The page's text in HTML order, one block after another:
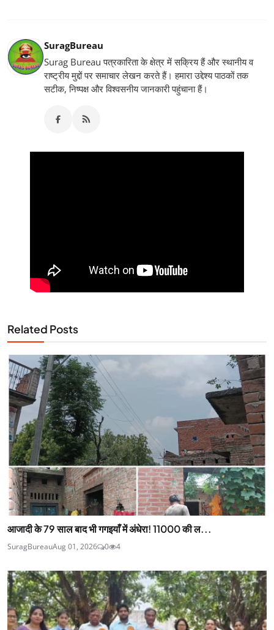
SuragBureau
Surag Bureau पत्रकारिता के क्षेत्र में सक्रिय हैं और स्थानीय व
राष्ट्रीय मुद्दों पर समाचार लेखन करते हैं। हमारा उद्देश्य पाठकों तक
सटीक, निष्पक्ष और विश्वसनीय जानकारी पहुंचाना हैं।
Related Posts
आजादी के 79 साल बाद भी गगइयाँ में अंधेरा! 11000 की ल...
SuragBureauAug 01, 2026 0 4